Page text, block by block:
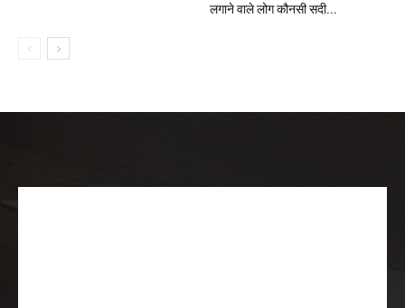
लगाने वाले लोग कौनसी सदी...